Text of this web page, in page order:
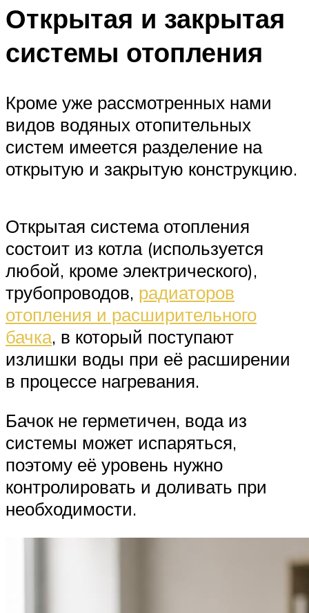
Открытая и закрытая
системы отопления
Кроме уже рассмотренных нами
видов водяных отопительных
систем имеется разделение на
открытую и закрытую конструкцию.
Открытая система отопления
состоит из котла (используется
любой, кроме электрического),
трубопроводов, радиаторов
отопления и расширительного
бачка, в который поступают
излишки воды при её расширении
в процессе нагревания.
Бачок не герметичен, вода из
системы может испаряться,
поэтому её уровень нужно
контролировать и доливать при
необходимости.